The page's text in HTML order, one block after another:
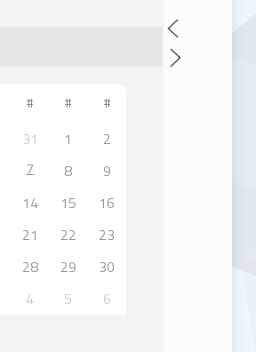
# # #
31 1
2
7 8
9
14 15
16
21 22
23
28 29
30
4 5 6